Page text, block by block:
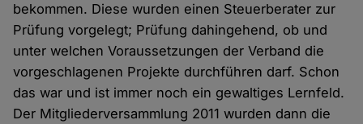
bekommen. Diese wurden einen Steuerberater zur
Prüfung vorgelegt; Prüfung dahingehend, ob und
unter welchen Voraussetzungen der Verband die
vorgeschlagenen Projekte durchführen darf. Schon
das war und ist immer noch ein gewaltiges Lernfeld.
Der Mitgliederversammlung 2011 wurden dann die